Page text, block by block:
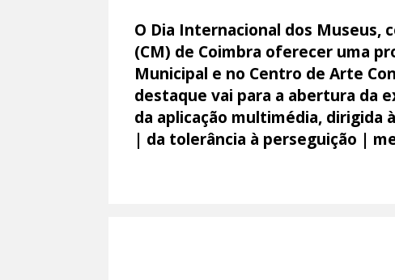
O Dia Internacional dos Museus,
(CM) de Coimbra oferecer uma
Municipal e no Centro de Arte
destaque vai para a abertura da
da aplicação multimédia, dirigida
| da tolerância à perseguição |